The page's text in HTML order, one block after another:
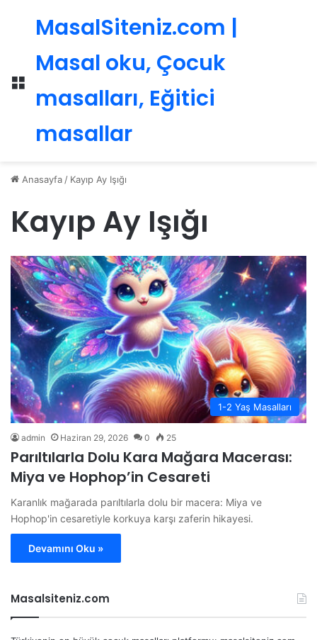
Menü
MasalSiteniz.com |
Masal oku, Çocuk
masalları, Eğitici
masallar
Anasayfa / Kayıp Ay Işığı
Kayıp Ay Işığı
1-2 Yaş Masalları
admin Haziran 29, 2026 0 25
Parıltılarla Dolu Kara Mağara Macerası:
Miya ve Hophop’in Cesareti
Karanlık mağarada parıltılarla dolu bir macera: Miya ve
Hophop'in cesaretiyle korkuya karşı zaferin hikayesi.
Devamını Oku »
Masalsiteniz.com